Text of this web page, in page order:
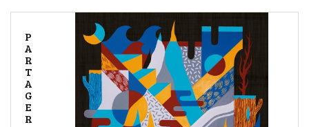
P
A
R
T
A
G
E
R